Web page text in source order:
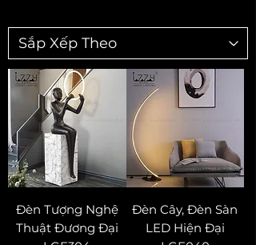
Đèn Tượng Nghệ
Thuật Đương Đại
Đèn Cây, Đèn Sàn
LED Hiện Đại